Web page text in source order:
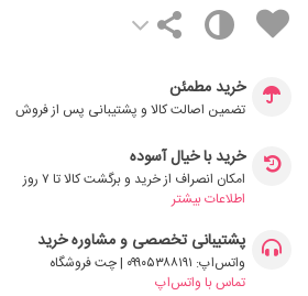
خرید مطمئن
تضمین اصالت کالا و پشتیبانی پس از فروش
خرید با خیال آسوده
امکان انصراف از خرید و برگشت کالا تا ۷ روز
اطلاعات بیشتر
پشتیبانی تخصصی و مشاوره خرید
واتس‌اپ: ۰۹۹۰۵۳۸۸۱۹۱ | چت فروشگاه
تماس با واتس‌اپ